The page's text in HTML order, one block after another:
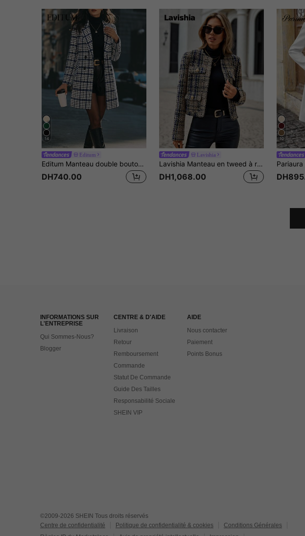
14
Editum
Editum Manteau double boutonnage à pied-de-poule pour femmes
DH740.00
Lavishia
Lavishia Manteau en tweed à revers à rabat et poche ouverte, motif à carreaux, pour l'automne/l'hiver
DH1,068.00
10
INFORMATIONS SUR
L'ENTREPRISE
Qui Sommes-Nous?
Blogger
CENTRE & D'AIDE
Livraison
Retour
Remboursement
Commande
Statut De Commande
Guide Des Tailles
Responsabilité Sociale
SHEIN VIP
AIDE
Nous contacter
Paiement
Points Bonus
©2009-2026 SHEIN Tous droits réservés
Centre de confidentialité
Politique de confidentialité & cookies
Conditions Générales